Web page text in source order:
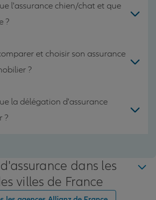
l'assurance chien/chat et que
?
et choisir son assurance
?
la délégation d'assurance
?
dans les
villes de France